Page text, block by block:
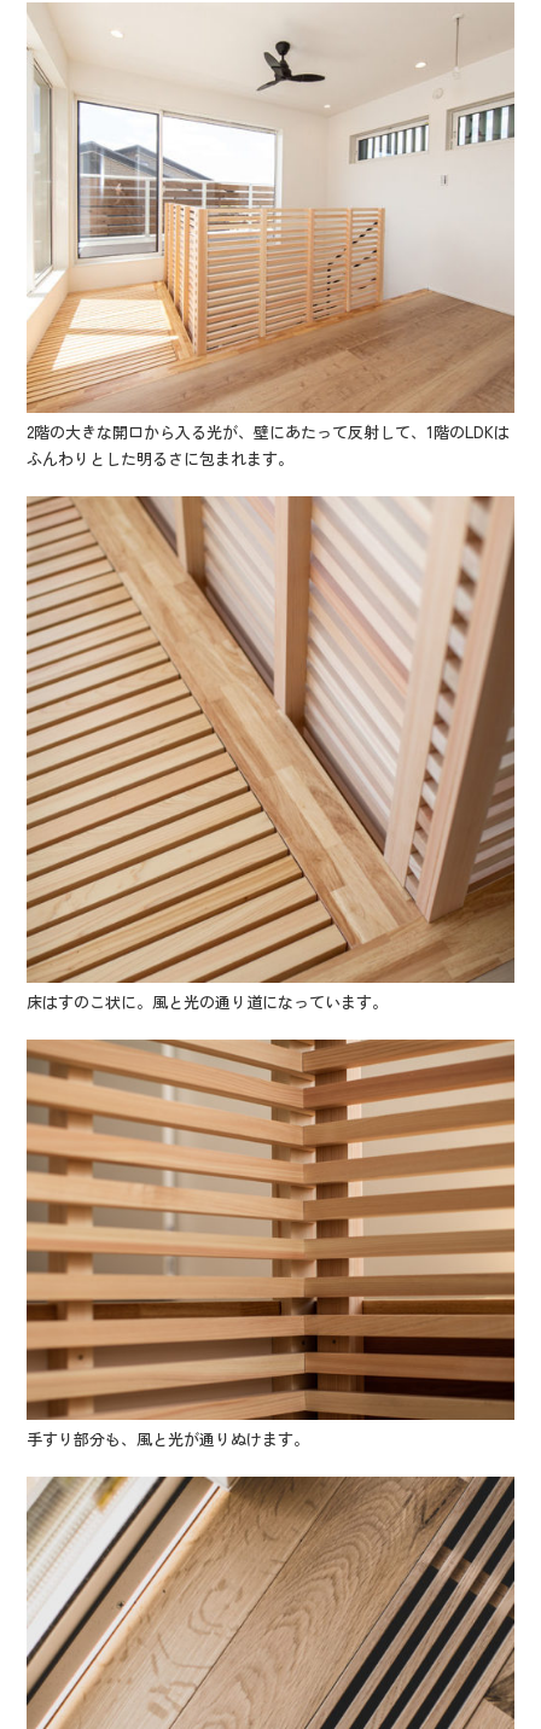
2階の大きな開口から入る光が、壁にあたって反射して、1階のLDKは
ふんわりとした明るさに包まれます。
床はすのこ状に。風と光の通り道になっています。
手すり部分も、風と光が通りぬけます。